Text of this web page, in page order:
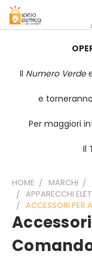
Il Numero Verde
e
Per maggiori
Il
HOME MARCHI
APPARECCHI
ACCESSORI PER